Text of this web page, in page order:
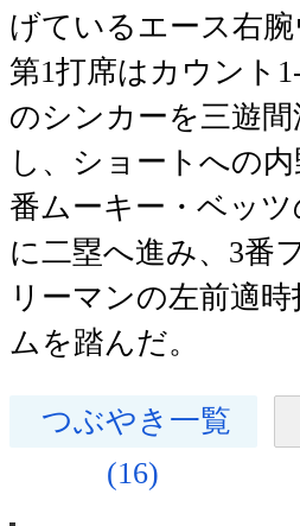
げているエース右
第1打席はカウント
のシンカーを三遊
し、ショートへの
番ムーキー・ベッ
に二塁へ進み、3番
リーマンの左前適
ムを踏んだ。
つぶやき一覧
(16)